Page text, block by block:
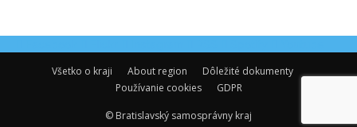
Všetko o kraji
About region
Dôležité dokumenty
Používanie cookies
GDPR
© Bratislavský samosprávny kraj